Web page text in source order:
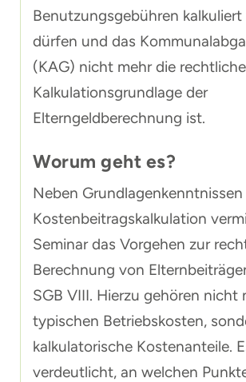
Benutzungsgebühren kalkuliert
dürfen und das
(KAG) nicht mehr die rechtliche
Kalkulationsgrundlage der
Elterngeldberechnung ist.
Worum geht es?
Neben Grundlagenkenntnissen
Kostenbeitragskalkulation
Seminar das Vorgehen zur
Berechnung von
SGB VIII. Hierzu gehören nicht
typischen Betriebskosten,
kalkulatorische Kostenanteile.
verdeutlicht, an welchen